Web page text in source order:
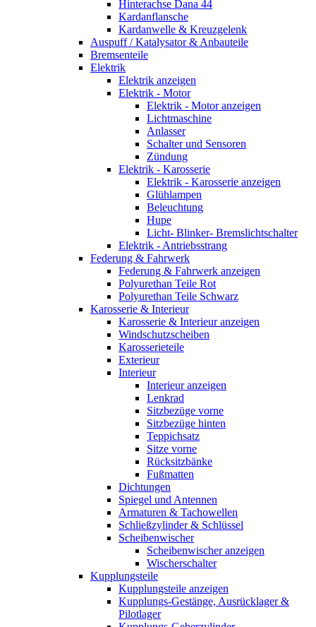
Hinterachse Dana 44
Kardanflansche
Kardanwelle & Kreuzgelenk
Auspuff / Katalysator & Anbauteile
Bremsenteile
Elektrik
Elektrik anzeigen
Elektrik - Motor
Elektrik - Motor anzeigen
Lichtmaschine
Anlasser
Schalter und Sensoren
Zündung
Elektrik - Karosserie
Elektrik - Karosserie anzeigen
Glühlampen
Beleuchtung
Hupe
Licht- Blinker- Bremslichtschalter
Elektrik - Antriebsstrang
Federung & Fahrwerk
Federung & Fahrwerk anzeigen
Polyurethan Teile Rot
Polyurethan Teile Schwarz
Karosserie & Interieur
Karosserie & Interieur anzeigen
Windschutzscheiben
Karosserieteile
Exterieur
Interieur
Interieur anzeigen
Lenkrad
Sitzbezüge vorne
Sitzbezüge hinten
Teppichsatz
Sitze vorne
Rücksitzbänke
Fußmatten
Dichtungen
Spiegel und Antennen
Armaturen & Tachowellen
Schließzylinder & Schlüssel
Scheibenwischer
Scheibenwischer anzeigen
Wischerschalter
Kupplungsteile
Kupplungsteile anzeigen
Kupplungs-Gestänge, Ausrücklager &
Pilotlager